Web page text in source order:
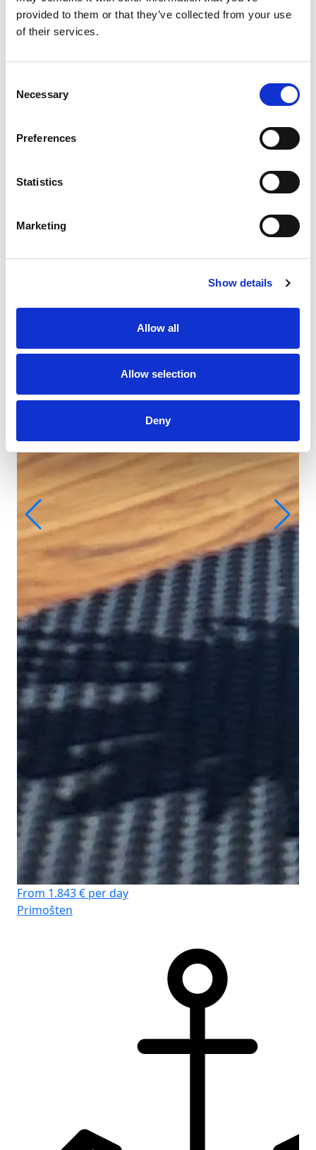
provided to them or that they’ve collected from your use
of their services.
Selection
Necessary
Preferences
Statistics
Marketing
Show details
Allow all
Allow selection
Deny
From 1.843 € per day
Primošten